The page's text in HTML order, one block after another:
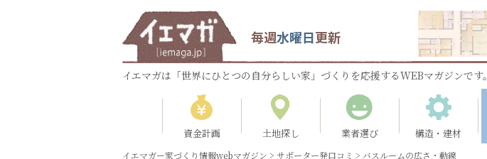
毎週水曜日更新
イエマガは「世界にひとつの自分らしい家」づくりを応援するWEBマガジンです。
資金計画 土地探し 業者選び 構造・建材
イエマガー家づくり情報webマガジン > サポーター発口コミ > バスルームの広さ・動線